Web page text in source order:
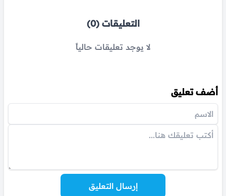
التعليقات (0)
لا يوجد تعليقات حالياً
أضف تعليق
إرسال التعليق